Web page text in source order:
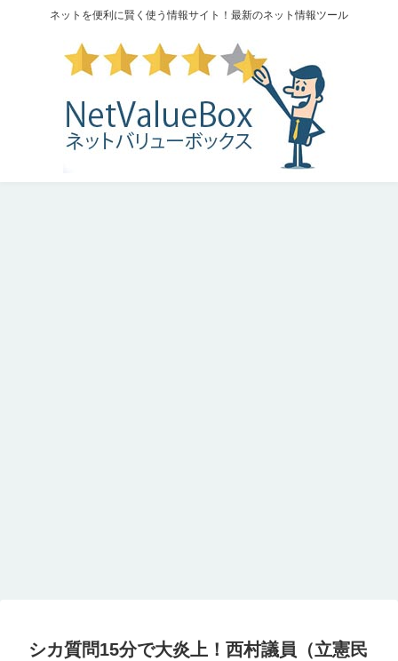
ネットを便利に賢く使う情報サイト！最新のネット情報ツール
シカ質問15分で大炎上！西村議員（立憲民